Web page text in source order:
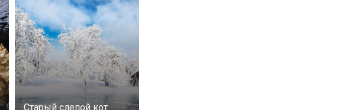
Старый слепой кот